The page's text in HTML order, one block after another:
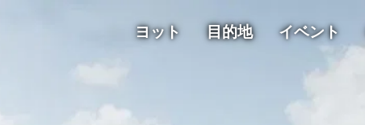
ヨット 目的地 イベント